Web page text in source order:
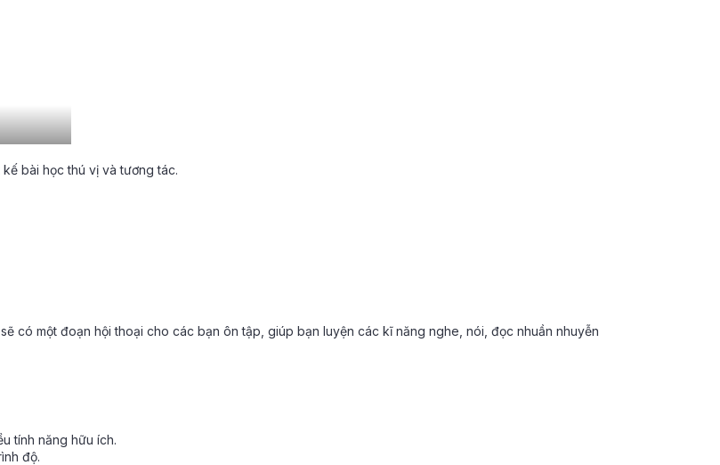
bài học thú vị và tương tác.
có một đoạn hội thoại cho các bạn ôn tập, giúp bạn luyện các kĩ năng nghe, nói, đọc nhuần nhuyễn
tính năng hữu ích.
độ.